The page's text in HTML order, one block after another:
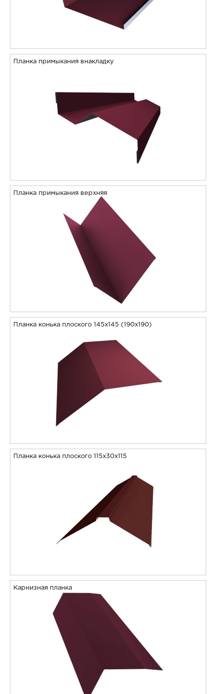
Планка примыкания внакладку
Планка примыкания верхняя
Планка конька плоского 145х145 (190х190)
Планка конька плоского 115х30х115
Карнизная планка